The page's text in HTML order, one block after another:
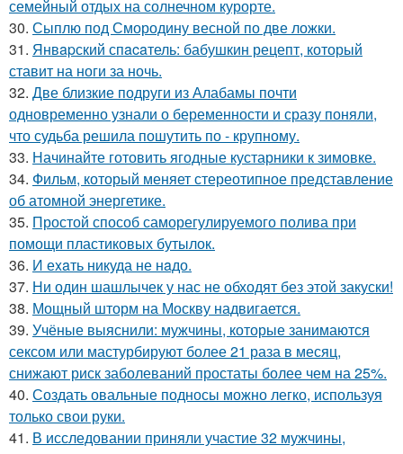
семейный отдых на солнечном курорте.
30. Сыплю под Смородину весной по две ложки.
31. Янвapский спacaтель: бабушкин рецепт, который
ставит на ноги за ночь.
32. Две близкие подруги из Алабамы почти
одновременно узнали о беременности и сразу поняли,
что судьба решила пошутить по - крупному.
33. Начинайте готовить ягодные кустарники к зимовке.
34. Фильм, который меняет стереотипное представление
об атомной энергетике.
35. Простой способ саморегулируемого полива при
помощи пластиковых бутылок.
36. И еxaть никуда не нaдо.
37. Ни один шашлычек у нас не обходят без этой закуски!
38. Мощный шторм на Москву надвигается.
39. Учёные выяснили: мужчины, которые занимаются
сексом или мастурбируют более 21 раза в месяц,
снижают риск заболеваний простаты более чем на 25%.
40. Создать овальные подносы можно легко, используя
только свои руки.
41. В исследовании приняли участие 32 мужчины,